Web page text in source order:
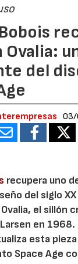
Ovalia:
del
recupera uno
del siglo
el sillón
en 1968.
esta
Space Age